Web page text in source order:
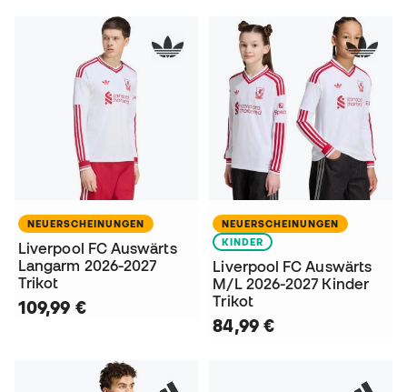
NEUERSCHEINUNGEN
Liverpool FC Auswärts
Langarm 2026-2027
Trikot
109,99 €
NEUERSCHEINUNGEN
KINDER
Liverpool FC Auswärts
M/L 2026-2027 Kinder
Trikot
84,99 €